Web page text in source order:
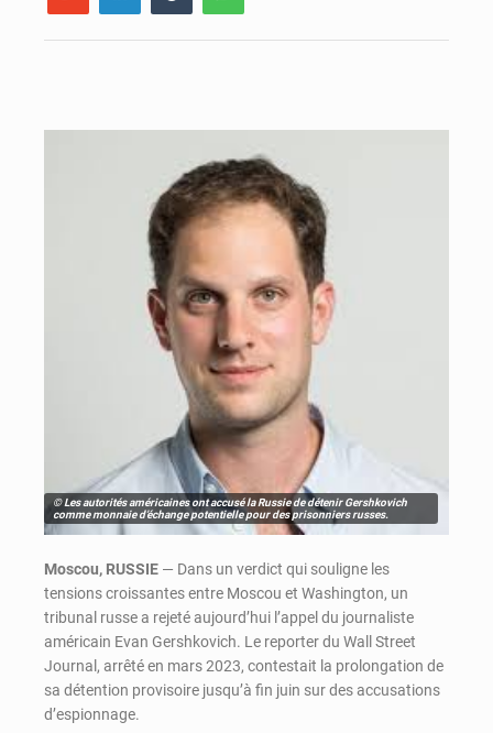
© Les autorités américaines ont accusé la Russie de détenir Gershkovich
comme monnaie d’échange potentielle pour des prisonniers russes.
Moscou, RUSSIE — Dans un verdict qui souligne les
tensions croissantes entre Moscou et Washington, un
tribunal russe a rejeté aujourd’hui l’appel du journaliste
américain Evan Gershkovich. Le reporter du Wall Street
Journal, arrêté en mars 2023, contestait la prolongation de
sa détention provisoire jusqu’à fin juin sur des accusations
d’espionnage.